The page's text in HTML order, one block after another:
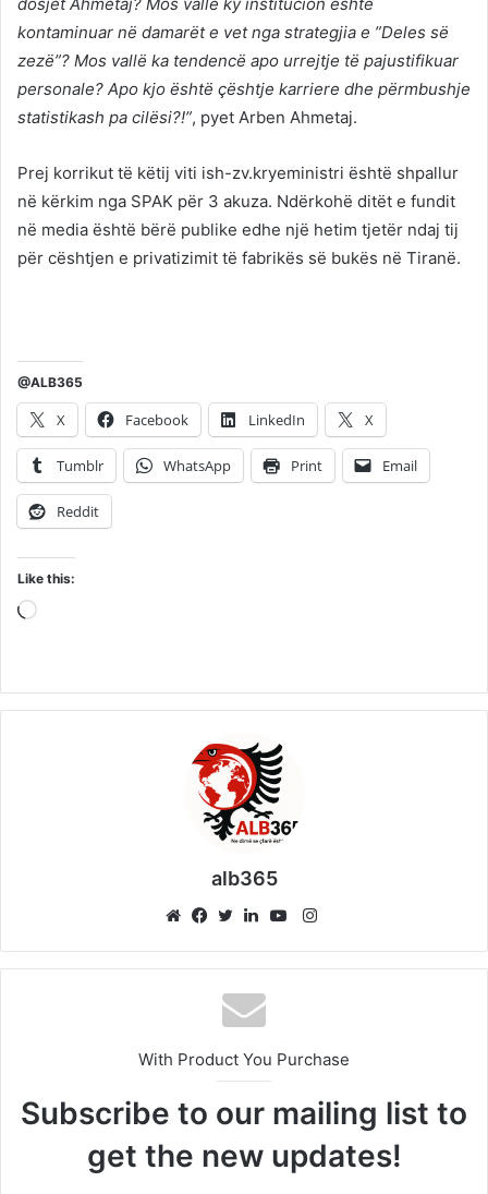
dosjet Ahmetaj? Mos vallë ky institucion është
kontaminuar në damarët e vet nga strategjia e ”Deles së
zezë”? Mos vallë ka tendencë apo urrejtje të pajustifikuar
personale? Apo kjo është çështje karriere dhe përmbushje
statistikash pa cilësi?!”, pyet Arben Ahmetaj.
Prej korrikut të këtij viti ish-zv.kryeministri është shpallur
në kërkim nga SPAK për 3 akuza. Ndërkohë ditët e fundit
në media është bërë publike edhe një hetim tjetër ndaj tij
për cështjen e privatizimit të fabrikës së bukës në Tiranë.
@ALB365
X Facebook LinkedIn X
Tumblr WhatsApp Print Email
Reddit
Like this:
Loading…
alb365
Instagram
With Product You Purchase
Subscribe to our mailing list to
get the new updates!